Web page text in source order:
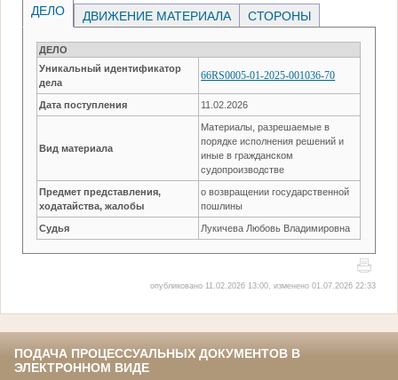
ДЕЛО ДВИЖЕНИЕ МАТЕРИАЛА СТОРОНЫ
ДЕЛО
Уникальный идентификатор
дела
66RS0005-01-2025-001036-70
Дата поступления 11.02.2026
Вид материала
Материалы, разрешаемые в
порядке исполнения решений и
иные в гражданском
судопроизводстве
Предмет представления,
ходатайства, жалобы
о возвращении государственной
пошлины
Судья Лукичева Любовь Владимировна
опубликовано 11.02.2026 13:00, изменено 01.07.2026 22:33
ПОДАЧА ПРОЦЕССУАЛЬНЫХ ДОКУМЕНТОВ В
ЭЛЕКТРОННОМ ВИДЕ